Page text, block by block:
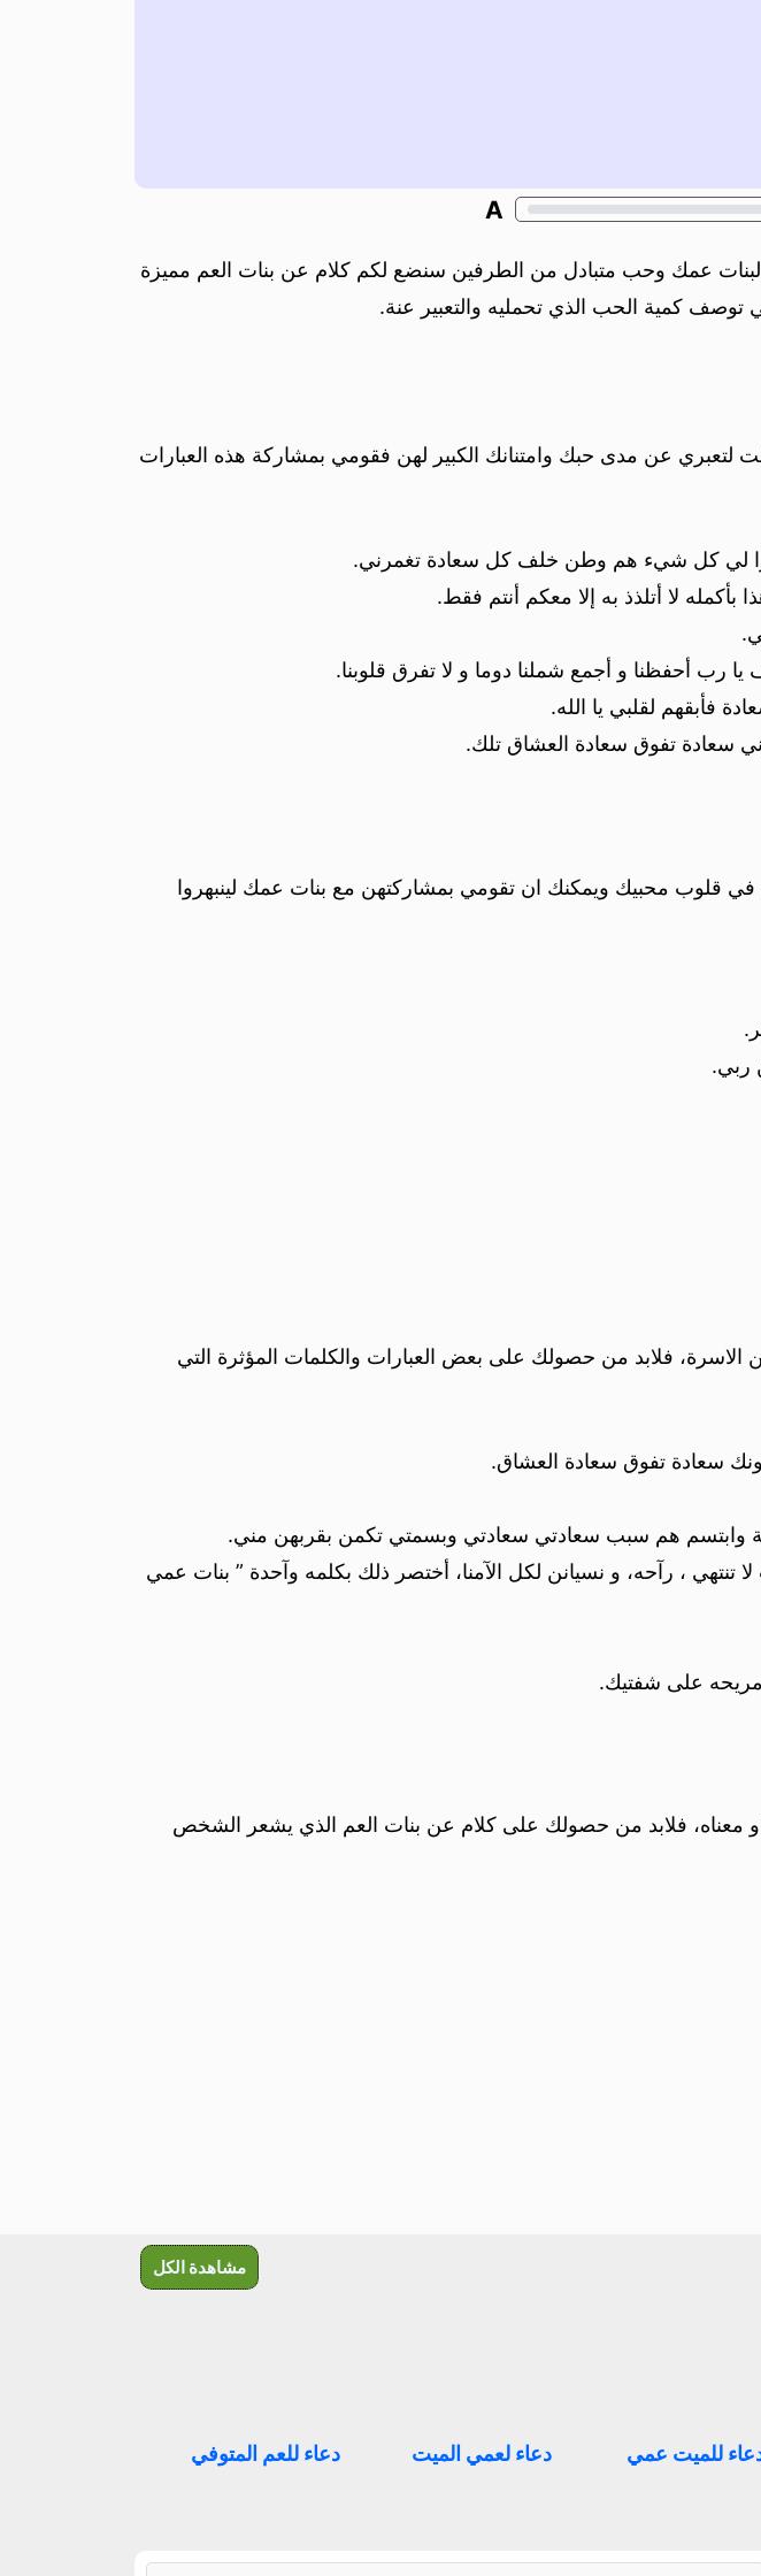
A
لبنات عمك وحب متبادل من الطرفين سنضع لكم كلام عن بنات العم مميزة
توصف كمية الحب الذي تحمليه والتعبير عنة.
لتعبري عن مدى حبك وامتنانك الكبير لهن فقومي بمشاركة هذه العبارات
لي كل شيء هم وطن خلف كل سعادة تغمرني.
لا أتلذذ به إلا معكم أنتم فقط.
رب أحفظنا و أجمع شملنا دوما و لا تفرق قلوبنا.
فأبقهم لقلبي يا الله.
سعادة تفوق سعادة العشاق تلك.
قلوب محبيك ويمكنك ان تقومي بمشاركتهن مع بنات عمك لينبهروا
ربي.
الاسرة، فلابد من حصولك على بعض العبارات والكلمات المؤثرة التي
سعادة تفوق سعادة العشاق.
وابتسم هم سبب سعادتي سعادتي وبسمتي تكمن بقربهن مني.
، رآحه، و نسيانن لكل الآمنا، أختصر ذلك بكلمه وآحدة ” بنات عمي
على شفتيك.
معناه، فلابد من حصولك على كلام عن بنات العم الذي يشعر الشخص
مشاهدة الكل
للميت عمي دعاء لعمي الميت دعاء للعم المتوفي